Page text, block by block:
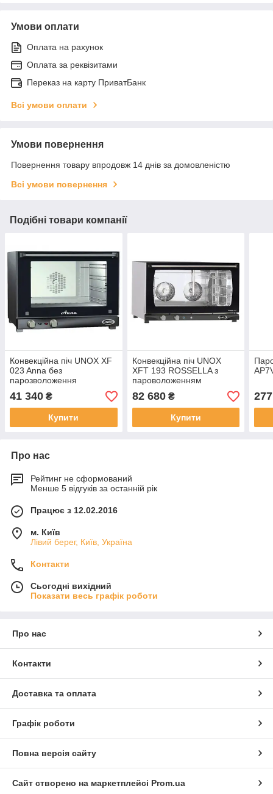
Умови оплати
Оплата на рахунок
Оплата за реквізитами
Переказ на карту ПриватБанк
Всі умови оплати
Умови повернення
Повернення товару впродовж 14 днів за домовленістю
Всі умови повернення
Подібні товари компанії
Конвекційна піч UNOX XF
023 Anna без
парозволоження
41 340 ₴
Купити
Конвекційна піч UNOX
XFT 193 ROSSELLA з
пароволоженням
82 680₴
Купити
Про нас
Рейтинг не сформований
Менше 5 відгуків за останній рік
Працює з 12.02.2016
м. Київ
Лівий берег, Київ, Україна
Контакти
Сьогодні вихідний
Показати весь графік роботи
Про нас
Контакти
Доставка та оплата
Графік роботи
Повна версія сайту
Сайт створено на маркетплейсі Prom.ua